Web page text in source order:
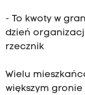
- To kwoty w
dzień
rzecznik
Wielu
większym